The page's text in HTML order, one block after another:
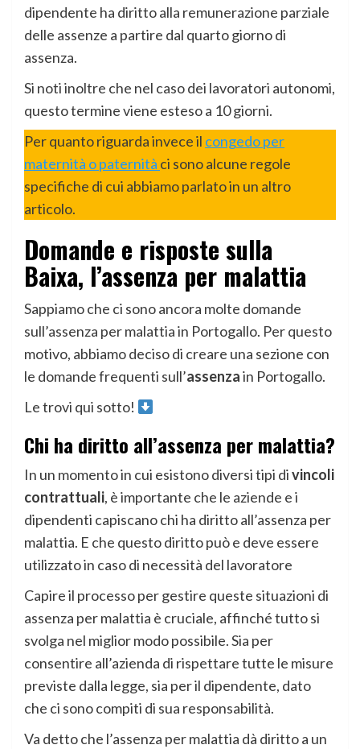
dipendente ha diritto alla remunerazione parziale
delle assenze a partire dal quarto giorno di
assenza.
Si noti inoltre che nel caso dei lavoratori autonomi,
questo termine viene esteso a 10 giorni.
Per quanto riguarda invece il congedo per
maternità o paternità ci sono alcune regole
specifiche di cui abbiamo parlato in un altro
articolo.
Domande e risposte sulla
Baixa, l’assenza per malattia
Sappiamo che ci sono ancora molte domande
sull’assenza per malattia in Portogallo. Per questo
motivo, abbiamo deciso di creare una sezione con
le domande frequenti sull’assenzain Portogallo.
Le trovi qui sotto!
Chi ha diritto all’assenza per malattia?
In un momento in cui esistono diversi tipi divincoli
contrattuali, è importante che le aziende e i
dipendenti capiscano chi ha diritto all’assenza per
malattia. E che questo diritto può e deve essere
utilizzato in caso di necessità del lavoratore
Capire il processo per gestire queste situazioni di
assenza per malattia è cruciale, affinché tutto si
svolga nel miglior modo possibile. Sia per
consentire all’azienda di rispettare tutte le misure
previste dalla legge, sia per il dipendente, dato
che ci sono compiti di sua responsabilità.
Va detto che l’assenza per malattia dà diritto a un